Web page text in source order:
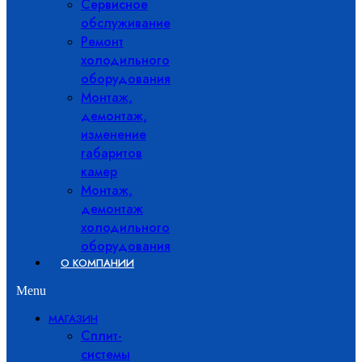
Сервисное
обслуживание
Ремонт
холодильного
оборудования
Монтаж,
демонтаж,
изменение
габаритов
камер
Монтаж,
демонтаж
холодильного
оборудования
О КОМПАНИИ
Menu
МАГАЗИН
Сплит-
системы